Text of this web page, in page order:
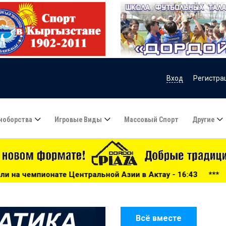
Вход
Игровые Виды Массовый Спорт Другие
Азии в Актау - 16:43 *** Велосипедная гонка
Всё вместе